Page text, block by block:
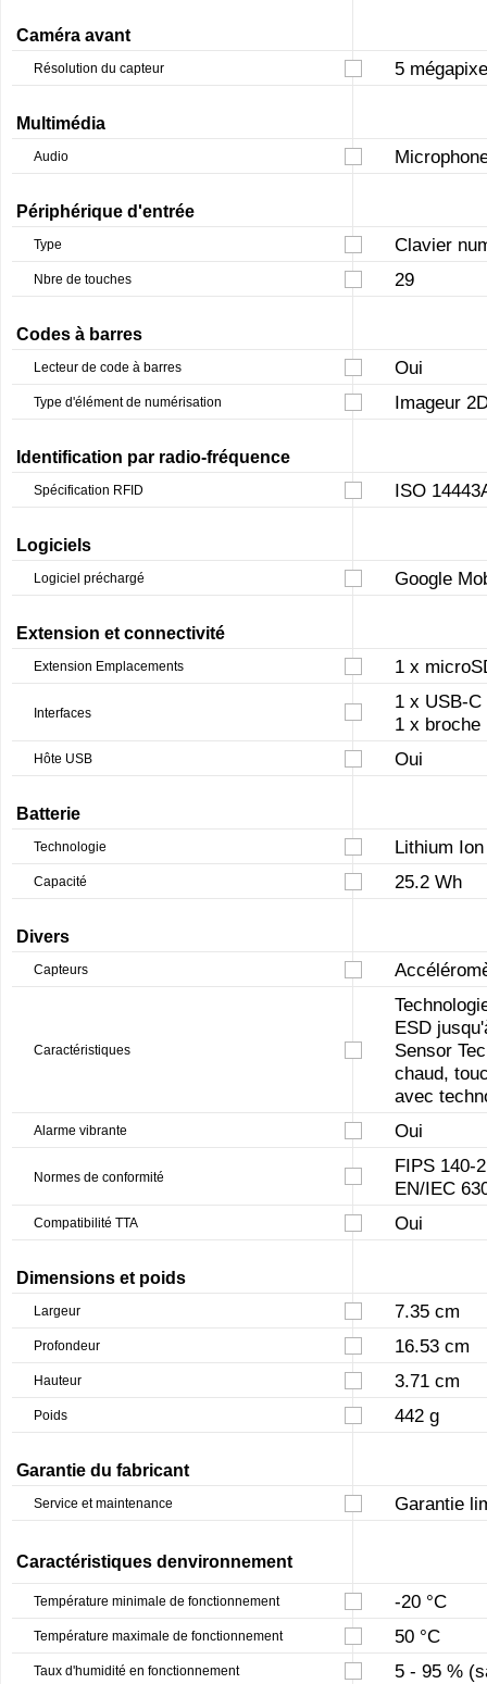
Caméra avant
Résolution du capteur 5
Multimédia
Audio
Périphérique d'entrée
Type Clavier
Nbre de touches 29
Codes à barres
Lecteur de code à barres Oui
Type d'élément de numérisation Imageur
Identification par radio-fréquence
Spécification RFID ISO
Logiciels
Logiciel préchargé Google
Extension et connectivité
Extension Emplacements 1 x
Interfaces
1 x USB-C
1 x broche
Hôte USB Oui
Batterie
Technologie Lithium Ion
Capacité 25.2 Wh
Divers
Capteurs
Caractéristiques
ESD
Sensor
chaud,
avec
Alarme vibrante Oui
Normes de conformité
FIPS 140-
EN/IEC
Compatibilité TTA Oui
Dimensions et poids
Largeur 7.35 cm
Profondeur 16.53 cm
Hauteur 3.71 cm
Poids 442 g
Garantie du fabricant
Service et maintenance Garantie
Caractéristiques denvironnement
Température minimale de fonctionnement -20 °C
Température maximale de fonctionnement 50 °C
Taux d'humidité en fonctionnement 5 - 95 %